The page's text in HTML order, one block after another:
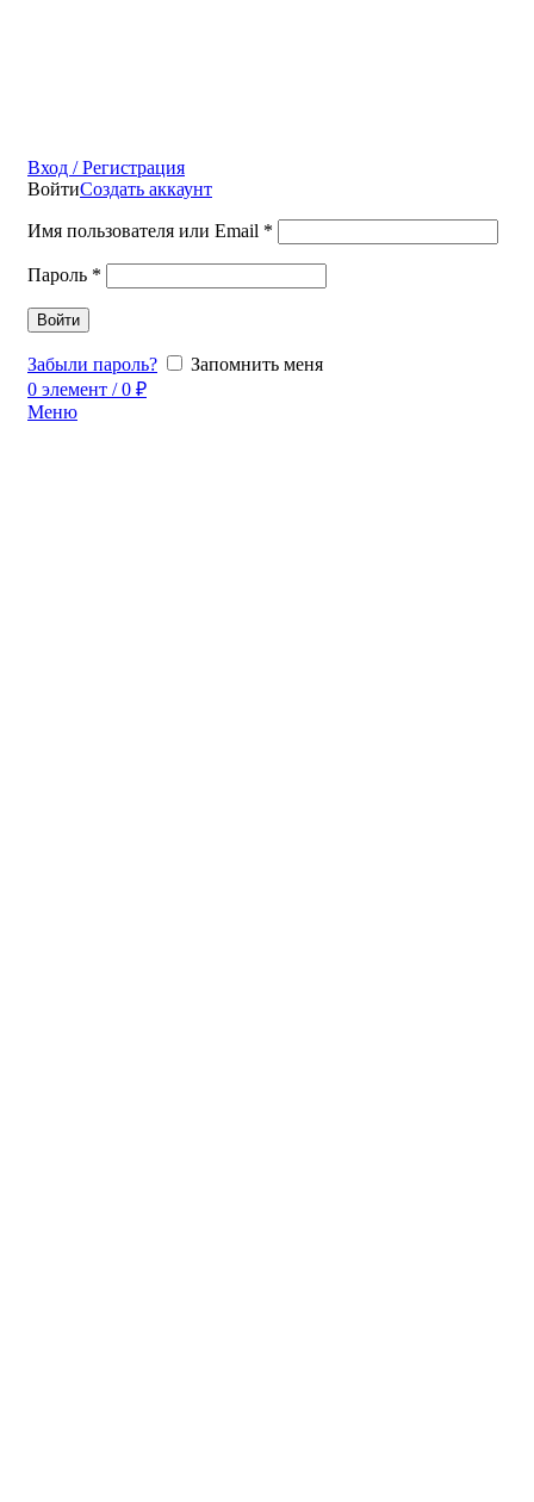
Вход / Регистрация
ВойтиСоздать аккаунт
Имя пользователя или Email *
Пароль *
Войти
Забыли пароль?
Запомнить меня
0 элемент / 0 ₽
Меню